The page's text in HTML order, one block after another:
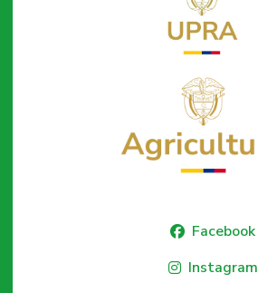
Facebook
Instagram